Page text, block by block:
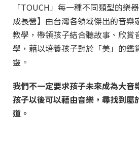
「TOUCH」每一種不同類型的樂
成長營】由台灣各領域傑出的音樂
教學，帶領孩子結合聽故事、欣賞
學，藉以培養孩子對於「美」的鑑
靈。
我們不一定要求孩子未來成為大音
孩子以後可以藉由音樂，尋找到屬
道。